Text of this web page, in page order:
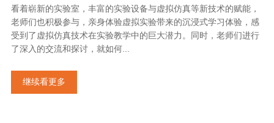
看着崭新的实验室，丰富的实验设备与虚拟仿真等新技术的赋能，
老师们也积极参与，亲身体验虚拟实验带来的沉浸式学习体验，感
受到了虚拟仿真技术在实验教学中的巨大潜力。同时，老师们进行
了深入的交流和探讨，就如何...
继续看更多